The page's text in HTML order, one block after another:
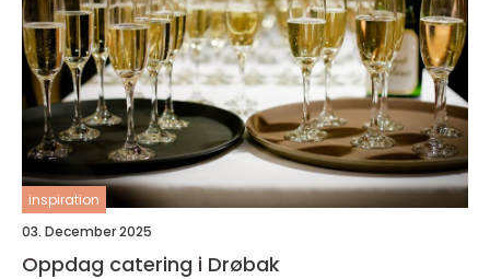
inspiration
03. December 2025
Oppdag catering i Drøbak